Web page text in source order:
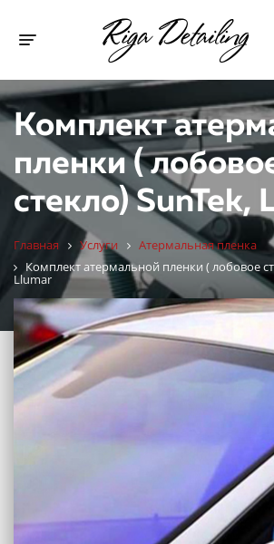
Toggle navigation
Комплект
пленки (
стекло) SunTek,
Главная Услуги
Атермальная пленка
Комплект атермальной пленки ( лобовое
Llumar